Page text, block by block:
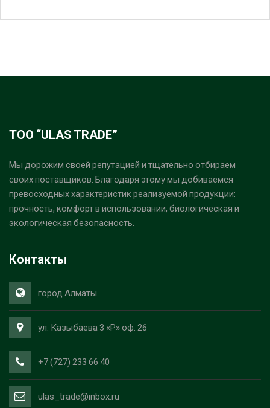
ТОО “ULAS TRADE”
Мы дорожим своей репутацией и тщательно отбираем
своих поставщиков. Благодаря этому мы добиваемся
превосходных характеристик реализуемой продукции:
прочность, комфорт в использовании, биологическая и
экологическая безопасность.
Контакты
город Алматы
ул. Казыбаева 3 «Р» оф. 26
+7 (727) 233 66 40
ulas_trade@inbox.ru